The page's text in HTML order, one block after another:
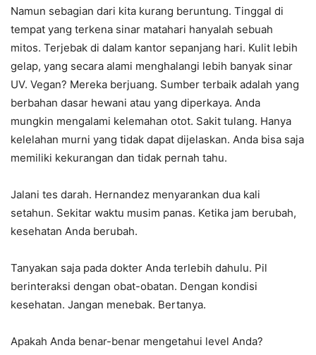
Namun sebagian dari kita kurang beruntung. Tinggal di
tempat yang terkena sinar matahari hanyalah sebuah
mitos. Terjebak di dalam kantor sepanjang hari. Kulit lebih
gelap, yang secara alami menghalangi lebih banyak sinar
UV. Vegan? Mereka berjuang. Sumber terbaik adalah yang
berbahan dasar hewani atau yang diperkaya. Anda
mungkin mengalami kelemahan otot. Sakit tulang. Hanya
kelelahan murni yang tidak dapat dijelaskan. Anda bisa saja
memiliki kekurangan dan tidak pernah tahu.
Jalani tes darah. Hernandez menyarankan dua kali
setahun. Sekitar waktu musim panas. Ketika jam berubah,
kesehatan Anda berubah.
Tanyakan saja pada dokter Anda terlebih dahulu. Pil
berinteraksi dengan obat-obatan. Dengan kondisi
kesehatan. Jangan menebak. Bertanya.
Apakah Anda benar-benar mengetahui level Anda?